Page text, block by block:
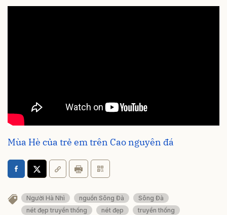
Mùa Hè của trẻ em trên Cao nguyên đá
Người Hà Nhì nguồn Sông Đà
Sông Đà
nét đẹp truyền thống
nét đẹp
truyền thống